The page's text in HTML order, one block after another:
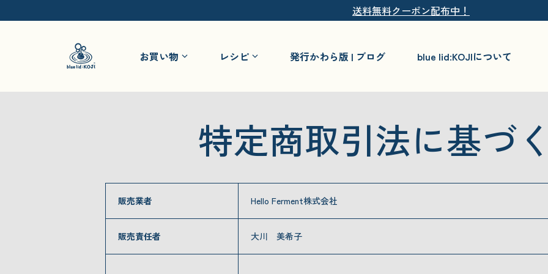
送料無料クーポン配布中！
お買い物 レシピ 発行かわら版 | ブログ blue lid:KOJIについて
特定商取引法に基づ
販売業者 Hello Ferment株式会社
販売責任者 大川 美希子